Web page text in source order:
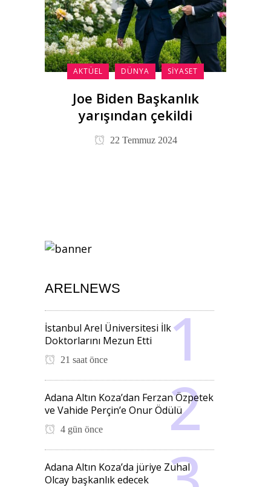
AKTÜEL DÜNYA SIYASET
Joe Biden Başkanlık
yarışından çekildi
22 Temmuz 2024
ARELNEWS
İstanbul Arel Üniversitesi İlk
Doktorlarını Mezun Etti
21 saat önce
Adana Altın Koza’dan Ferzan Özpetek
ve Vahide Perçin’e Onur Ödülü
4 gün önce
Adana Altın Koza’da jüriye Zuhal
Olcay başkanlık edecek